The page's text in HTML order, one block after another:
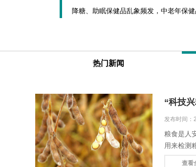
热门新闻
“科技
发布时间
粮食是人
用来检测
查看